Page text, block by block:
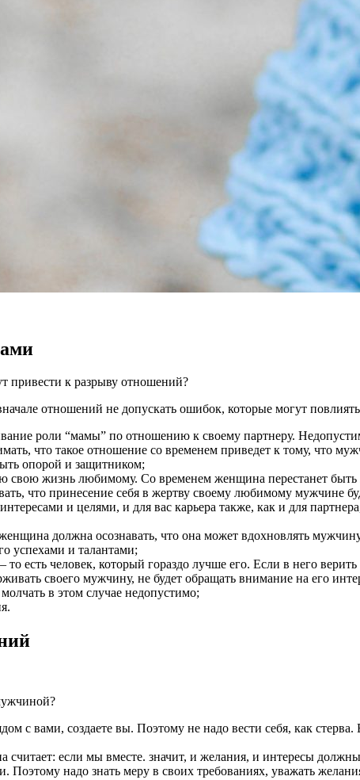
привести к разрыву отношений?
отношений не допускать ошибок, которые могут
роли “мамы” по отношению к своему партнеру.
что такое отношение со временем приведет к тому, что
опорой и защитником;
свою жизнь любимому. Со временем женщина перестанет
что принесение себя в жертву своему любимому мужчине
и целями, и для вас карьера также, как и для
должна осознавать, что она может вдохновлять
успехами и талантами;
то есть человек, который гораздо лучше его. Если в него
своего мужчину, не будет обращать внимание на его
в этом случае недопустимо;
с вами, создаете вы. Поэтому не надо вести себя, как
если мы вместе. значит, и желания, и интересы
надо знать меру в своих требованиях, уважать